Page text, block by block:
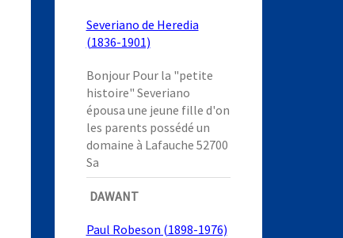
Severiano de Heredia
(1836-1901)
Bonjour Pour la "petite
histoire" Severiano
épousa une jeune fille d'on
les parents possédé un
domaine à Lafauche 52700
Sa
DAWANT
Paul Robeson (1898-1976)